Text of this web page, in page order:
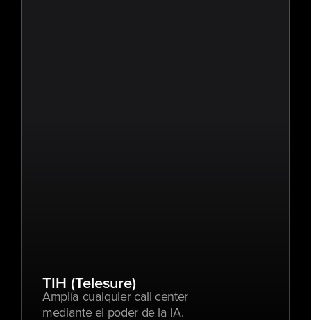
TIH (Telesure)
Amplía cualquier call center
mediante el poder de la IA.